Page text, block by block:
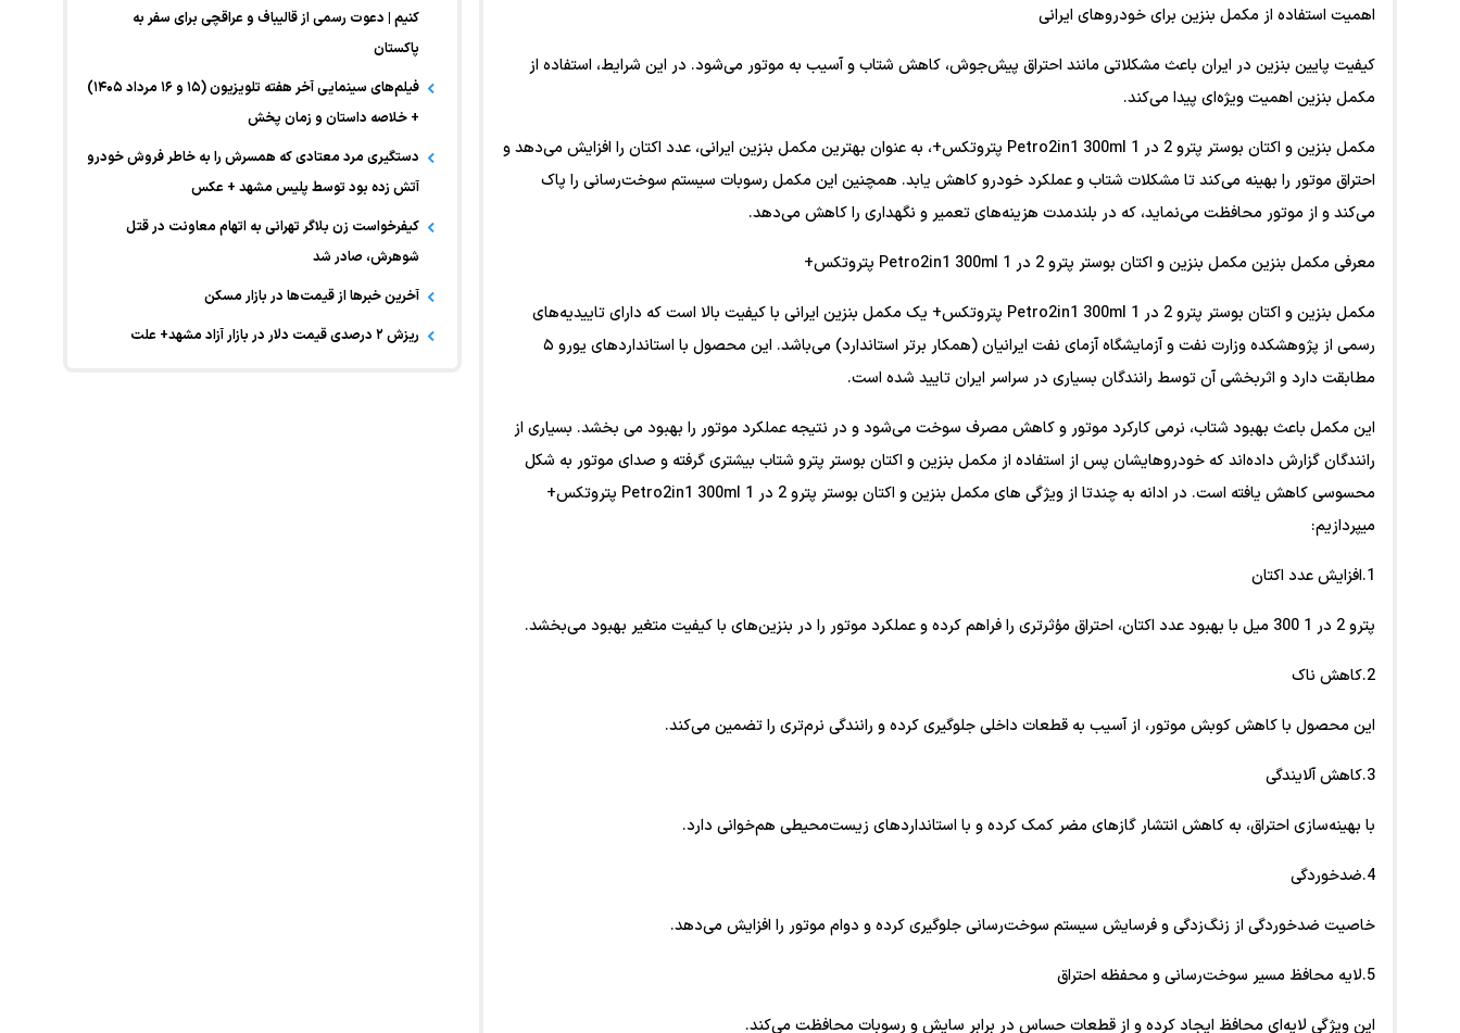
اهمیت استفاده از مکمل بنزین برای خودروهای ایرانی
کیفیت پایین بنزین در ایران باعث مشکلاتی مانند احتراق پیش‌جوش، کاهش شتاب و آسیب به موتور می‌شود. در این شرایط، استفاده از
مکمل بنزین اهمیت ویژه‌ای پیدا می‌کند.
مکمل بنزین و اکتان بوستر پترو 2 در 1 Petro2in1 300ml پتروتکس+، به عنوان بهترین مکمل بنزین ایرانی، عدد اکتان را افزایش می‌دهد و
احتراق موتور را بهینه می‌کند تا مشکلات شتاب و عملکرد خودرو کاهش یابد. همچنین این مکمل رسوبات سیستم سوخت‌رسانی را پاک
می‌کند و از موتور محافظت می‌نماید، که در بلندمدت هزینه‌های تعمیر و نگهداری را کاهش می‌دهد.
معرفی مکمل بنزین مکمل بنزین و اکتان بوستر پترو 2 در 1 Petro2in1 300ml پتروتکس+
مکمل بنزین و اکتان بوستر پترو 2 در 1 Petro2in1 300ml پتروتکس+ یک مکمل بنزین ایرانی با کیفیت بالا است که دارای تاییدیه‌های
رسمی از پژوهشکده وزارت نفت و آزمایشگاه آزمای نفت ایرانیان (همکار برتر استاندارد) می‌باشد. این محصول با استانداردهای یورو ۵
مطابقت دارد و اثربخشی آن توسط رانندگان بسیاری در سراسر ایران تایید شده است.
این مکمل باعث بهبود شتاب، نرمی کارکرد موتور و کاهش مصرف سوخت می‌شود و در نتیجه عملکرد موتور را بهبود می بخشد. بسیاری از
رانندگان گزارش داده‌اند که خودروهایشان پس از استفاده از مکمل بنزین و اکتان بوستر پترو شتاب بیشتری گرفته و صدای موتور به شکل
محسوسی کاهش یافته است. در ادانه به چندتا از ویژگی های مکمل بنزین و اکتان بوستر پترو 2 در 1 Petro2in1 300ml پتروتکس+
میپردازیم:
1.افزایش عدد اکتان
پترو 2 در 1 300 میل با بهبود عدد اکتان، احتراق مؤثرتری را فراهم کرده و عملکرد موتور را در بنزین‌های با کیفیت متغیر بهبود می‌بخشد.
2.کاهش ناک
این محصول با کاهش کوبش موتور، از آسیب به قطعات داخلی جلوگیری کرده و رانندگی نرم‌تری را تضمین می‌کند.
3.کاهش آلایندگی
با بهینه‌سازی احتراق، به کاهش انتشار گازهای مضر کمک کرده و با استانداردهای زیست‌محیطی هم‌خوانی دارد.
4.ضدخوردگی
خاصیت ضدخوردگی از زنگ‌زدگی و فرسایش سیستم سوخت‌رسانی جلوگیری کرده و دوام موتور را افزایش می‌دهد.
5.لایه محافظ مسیر سوخت‌رسانی و محفظه احتراق
این ویژگی لایه‌ای محافظ ایجاد کرده و از قطعات حساس در برابر سایش و رسوبات محافظت می‌کند.
کنیم | دعوت رسمی از قالیباف و عراقچی برای سفر به
پاکستان
فیلم‌های سینمایی آخر هفته تلویزیون (۱۵ و ۱۶ مرداد ۱۴۰۵)
+ خلاصه داستان و زمان پخش
دستگیری مرد معتادی که همسرش را به خاطر فروش خودرو
آتش زده بود توسط پلیس مشهد + عکس
کیفرخواست زن بلاگر تهرانی به اتهام معاونت در قتل
شوهرش، صادر شد
آخرین خبر‌ها از قیمت‌ها در بازار مسکن
ریزش ۲ درصدی قیمت دلار در بازار آزاد مشهد+ علت